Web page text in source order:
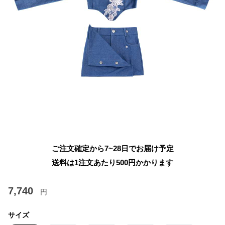
ご注文確定から7~28日でお届け予定
送料は1注文あたり500円かかります
7,740 円
サイズ